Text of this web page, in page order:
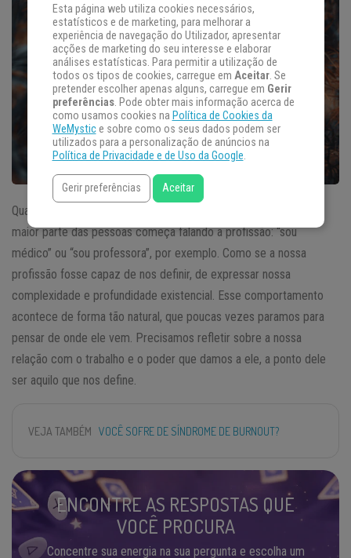
Quando perguntam “quem é você?”, como você responde? A
maior parte das pessoas começa falando a profissão: “sou
médico” ou “sou professora”, por exemplo. Como se a nossa
profissão fosse capaz de nos definir, de expressar nossa
complexidade e profundidade existencial. Esse comportamento
acontece de forma tão natural, que poucas vezes paramos para
pensar de onde ele vem. Precisamos refletir sobre a nossa
relação com o trabalho e o poder que damos a ele, a ponto dele
ser aquilo que nos define.
VEJA TAMBÉM VOCÊ SOFRE DE SÍNDROME DE BURNOUT?
ENCONTRE AS RESPOSTAS QUE
VOCÊ PROCURA
Concentre sua energia na sua pergunta e escolha um
Esta página web utiliza cookies necessários,
estatísticos e de marketing, para melhorar a
experiência de navegação do Utilizador, apresentar
acções de marketing do seu interesse e elaborar
análises estatísticas. Para permitir a utilização de
todos os tipos de cookies, carregue em Aceitar. Se
pretender escolher apenas alguns, carregue em Gerir
preferências. Pode obter mais informação acerca de
como usamos cookies na Política de Cookies da
WeMystice sobre como os seus dados podem ser
utilizados para a personalização de anúncios na
Política de Privacidade e de Uso da Google.
Gerir preferências Aceitar